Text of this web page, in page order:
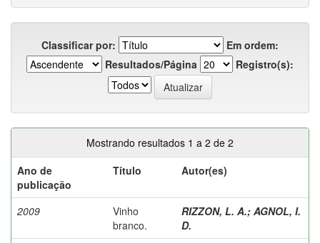
Classificar por:
Em ordem:
Resultados/Página
Registro(s):
Mostrando resultados 1 a 2 de 2
Ano de
publicação
Título Autor(es)
2009
Vinho
branco.
RIZZON, L. A.; AGNOL, I.
D.